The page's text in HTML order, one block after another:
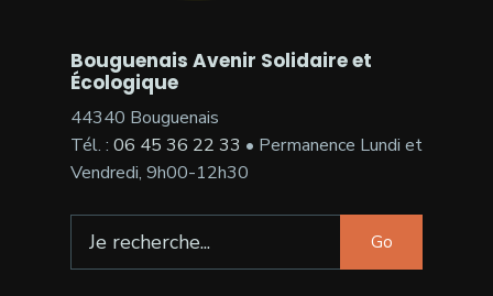
Bouguenais Avenir Solidaire et
Écologique
44340 Bouguenais
Tél. : 06 45 36 22 33 • Permanence Lundi et
Vendredi, 9h00-12h30
for:
Go